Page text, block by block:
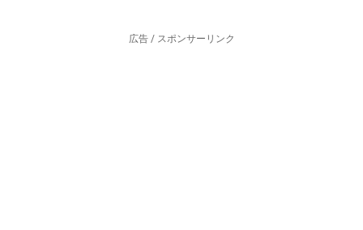
広告 / スポンサーリンク